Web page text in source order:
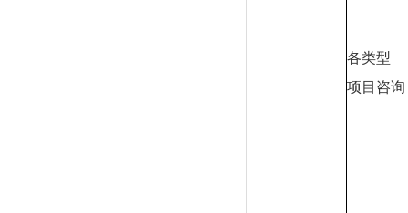
各类型
项目咨询